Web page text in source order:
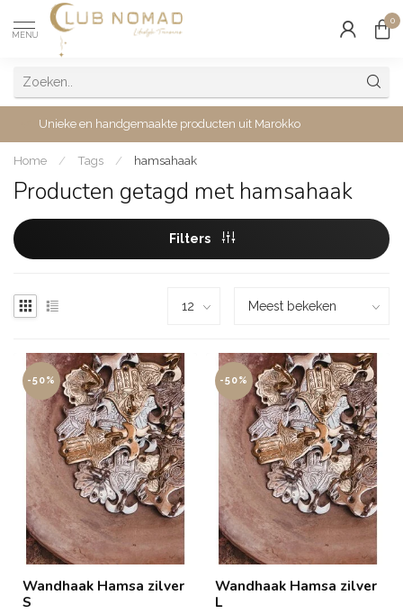
MENU
0
Unieke en handgemaakte producten uit Marokko
Home / Tags / hamsahaak
Producten getagd met hamsahaak
Filters
-50%
Wandhaak Hamsa zilver
S
-50%
Wandhaak Hamsa zilver
L